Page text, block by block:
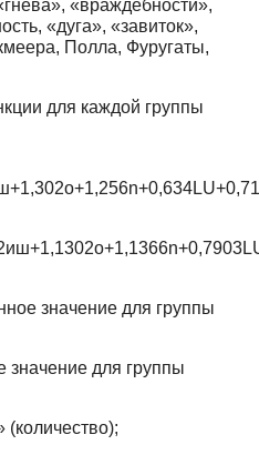
«враждебности»,
«дуга», «завиток»,
Полла, Фуругаты,
для каждой группы
значение для группы
значение для группы
(количество);